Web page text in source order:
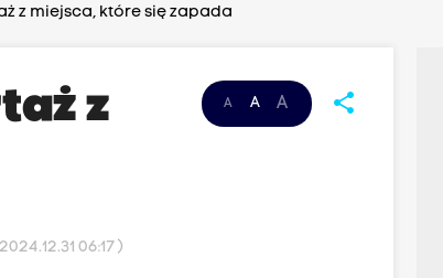
z miejsca, które się zapada
A A A share
z
06:17 )